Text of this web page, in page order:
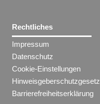
Rechtliches
Impressum
Datenschutz
Cookie-Einstellungen
Hinweisgeberschutzgesetz
Barrierefreiheitserklärung